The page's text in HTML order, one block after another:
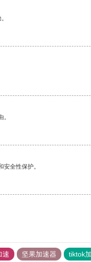
全性保护。
速 坚果加速器 tiktok